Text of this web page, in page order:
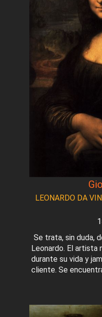
LEONARDO DA
Se trata, sin duda,
Leonardo. El artista
durante su vida y
cliente. Se